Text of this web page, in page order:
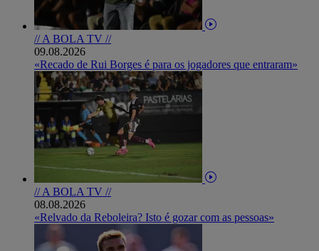
// A BOLA TV //
09.08.2026
«Recado de Rui Borges é para os jogadores que entraram»
// A BOLA TV //
08.08.2026
«Relvado da Reboleira? Isto é gozar com as pessoas»